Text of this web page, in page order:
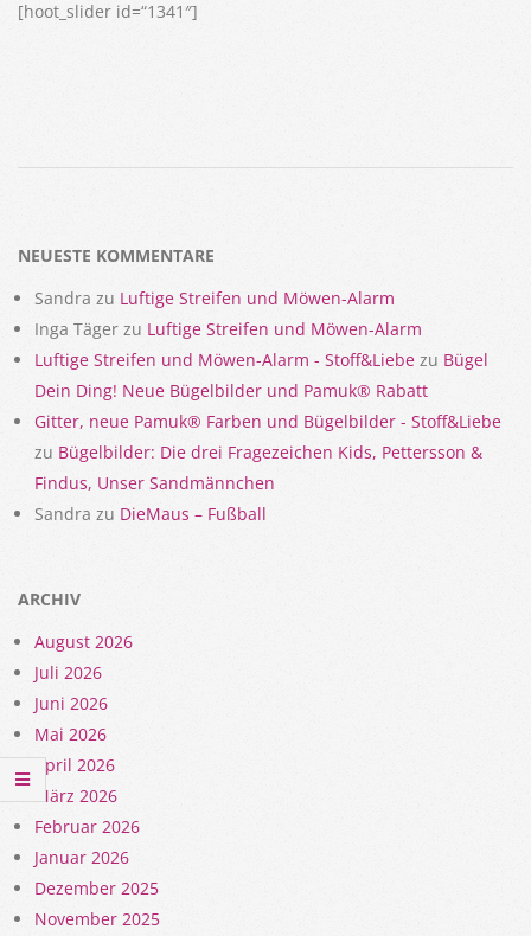
[hoot_slider id=“1341″]
NEUESTE KOMMENTARE
Sandra zu Luftige Streifen und Möwen-Alarm
Inga Täger zu Luftige Streifen und Möwen-Alarm
Luftige Streifen und Möwen-Alarm - Stoff&Liebe zu Bügel
Dein Ding! Neue Bügelbilder und Pamuk® Rabatt
Gitter, neue Pamuk® Farben und Bügelbilder - Stoff&Liebe
zu Bügelbilder: Die drei Fragezeichen Kids, Pettersson &
Findus, Unser Sandmännchen
Sandra zu DieMaus – Fußball
ARCHIV
August 2026
Juli 2026
Juni 2026
Mai 2026
April 2026
März 2026
Februar 2026
Januar 2026
Dezember 2025
November 2025